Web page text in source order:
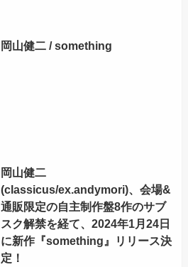
岡山健二 / something
岡山健二
(classicus/ex.andymori)、会場&
通販限定の自主制作盤8作のサブ
スク解禁を経て、2024年1月24日
に新作『something』リリース決
定！